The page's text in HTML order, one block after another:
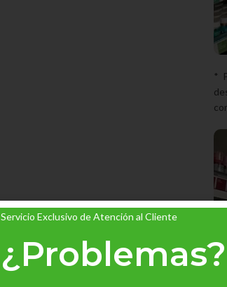
*
Servicio Exclusivo de Atención al Cliente
¿Problemas?